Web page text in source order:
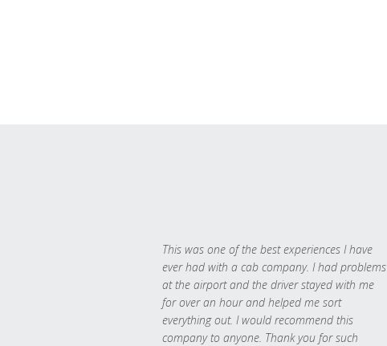
This was one of the best experiences I have
ever had with a cab company. I had problems
at the airport and the driver stayed with me
for over an hour and helped me sort
everything out. I would recommend this
company to anyone. Thank you for such